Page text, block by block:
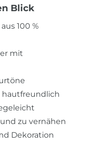
Blick
100 %
mit
zu vernähen
Dekoration